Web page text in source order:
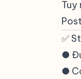
Tuy
✅
●
●